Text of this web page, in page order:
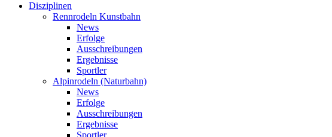
Disziplinen
Rennrodeln Kunstbahn
News
Erfolge
Ausschreibungen
Ergebnisse
Sportler
Alpinrodeln (Naturbahn)
News
Erfolge
Ausschreibungen
Ergebnisse